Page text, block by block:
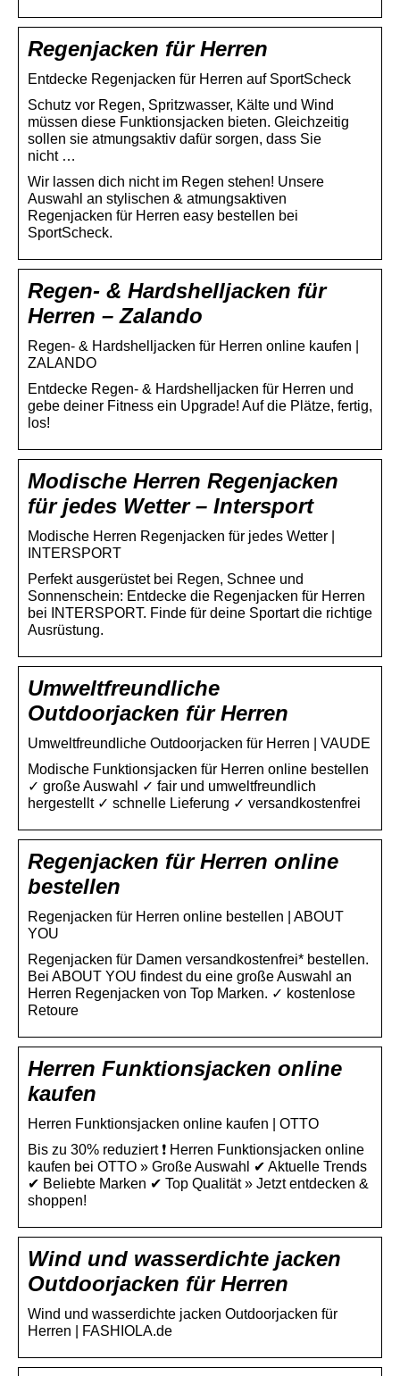
Regenjacken für Herren
Entdecke Regenjacken für Herren auf SportScheck
Schutz vor Regen, Spritzwasser, Kälte und Wind
müssen diese Funktionsjacken bieten. Gleichzeitig
sollen sie atmungsaktiv dafür sorgen, dass Sie
nicht …
Wir lassen dich nicht im Regen stehen! Unsere
Auswahl an stylischen & atmungsaktiven
Regenjacken für Herren easy bestellen bei
SportScheck.
Regen- & Hardshelljacken für
Herren – Zalando
Regen- & Hardshelljacken für Herren online kaufen |
ZALANDO
Entdecke Regen- & Hardshelljacken für Herren und
gebe deiner Fitness ein Upgrade! Auf die Plätze, fertig,
los!
Modische Herren Regenjacken
für jedes Wetter – Intersport
Modische Herren Regenjacken für jedes Wetter |
INTERSPORT
Perfekt ausgerüstet bei Regen, Schnee und
Sonnenschein: Entdecke die Regenjacken für Herren
bei INTERSPORT. Finde für deine Sportart die richtige
Ausrüstung.
Umweltfreundliche
Outdoorjacken für Herren
Umweltfreundliche Outdoorjacken für Herren | VAUDE
Modische Funktionsjacken für Herren online bestellen
✓ große Auswahl ✓ fair und umweltfreundlich
hergestellt ✓ schnelle Lieferung ✓ versandkostenfrei
Regenjacken für Herren online
bestellen
Regenjacken für Herren online bestellen | ABOUT
YOU
Regenjacken für Damen versandkostenfrei* bestellen.
Bei ABOUT YOU findest du eine große Auswahl an
Herren Regenjacken von Top Marken. ✓ kostenlose
Retoure
Herren Funktionsjacken online
kaufen
Herren Funktionsjacken online kaufen | OTTO
Bis zu 30% reduziert ❗ Herren Funktionsjacken online
kaufen bei OTTO » Große Auswahl ✔ Aktuelle Trends
✔ Beliebte Marken ✔ Top Qualität » Jetzt entdecken &
shoppen!
Wind und wasserdichte jacken
Outdoorjacken für Herren
Wind und wasserdichte jacken Outdoorjacken für
Herren | FASHIOLA.de